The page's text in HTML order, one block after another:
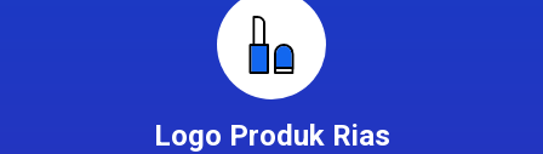
Logo Produk Rias